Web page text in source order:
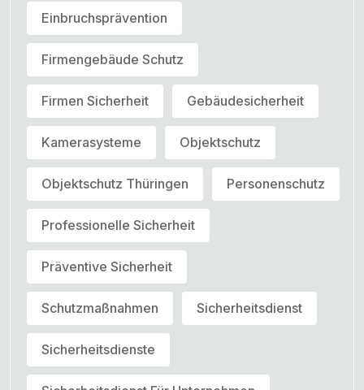
Einbruchsprävention
Firmengebäude Schutz
Firmen Sicherheit Gebäudesicherheit
Kamerasysteme Objektschutz
Objektschutz Thüringen Personenschutz
Professionelle Sicherheit
Präventive Sicherheit
Schutzmaßnahmen Sicherheitsdienst
Sicherheitsdienste